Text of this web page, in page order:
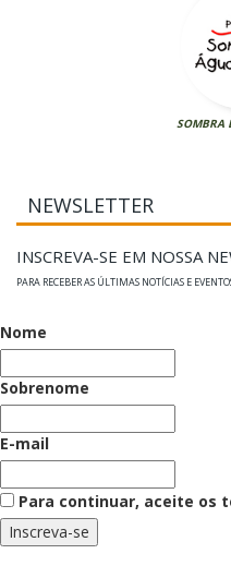
SOMBRA
NEWSLETTER
INSCREVA-SE EM NOSSA
PARA RECEBER AS ÚLTIMAS NOTÍCIAS E
Nome
Sobrenome
E-mail
Para continuar, aceite os